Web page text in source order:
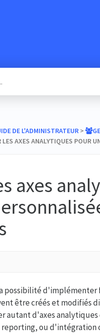
DE L'ADMINISTRATEUR​ > ​
AXES ANALYTIQUES POUR
axes
possibilité
être créés et
autant d'axes analytiques
reporting, ou d'intégration